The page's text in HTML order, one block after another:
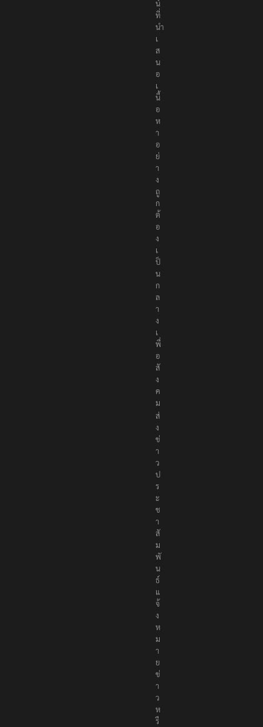
น์
ที่
นำ
เ
ส
น
อ
เ
นื้
อ
ห
า
อ
ย่
า
ง
ถู
ก
ต้
อ
ง
เ
ป็
น
ก
ล
า
ง
เ
พื่
อ
สั
ง
ค
ม
ส่
ง
ข่
า
ว
ป
ร
ะ
ช
า
สั
ม
พั
น
ธ์
แ
จ้
ง
ห
ม
า
ย
ข่
า
ว
ห
รื